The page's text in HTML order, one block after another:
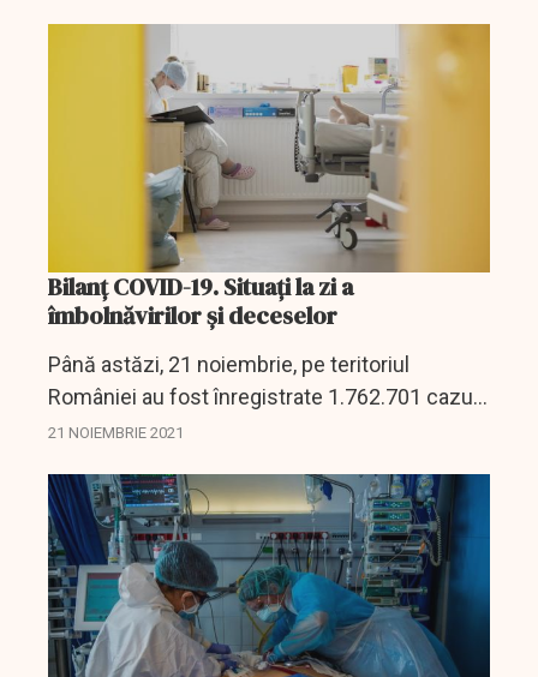
Bilanț COVID-19. Situați la zi a
îmbolnăvirilor și deceselor
Până astăzi, 21 noiembrie, pe teritoriul
României au fost înregistrate 1.762.701 cazuri
de infectare cu noul coronavirus (COVID – 19),
reinfectați,...
21 NOIEMBRIE 2021